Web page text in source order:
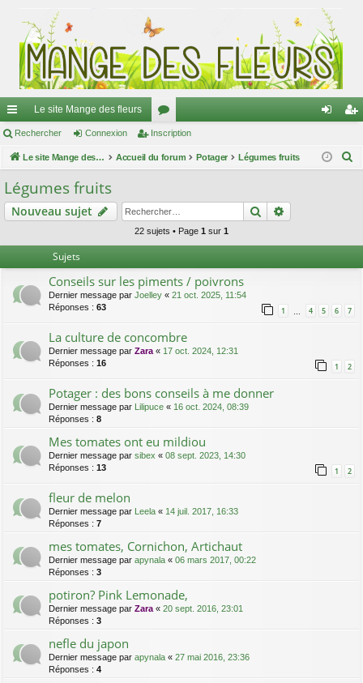
ac
co
ur
ci
Le site Mange des fleurs
or
u
s
ne cri
Rechercher Connexion Inscription
Le site Mange des fleurs Accueil du forum Potager Légumes fruits
r
Légumes fruits
Nouveau sujet Rechercher
22 sujets • Page 1 sur 1
Sujets
Conseils sur les piments / poivrons
Dernier message par Joelley « 21 oct. 2025, 11:54
Réponses : 63 1 … 4 5 6 7
La culture de concombre
Dernier message par Zara « 17 oct. 2024, 12:31
Réponses : 16 1 2
Potager : des bons conseils à me donner
Dernier message par Lilipuce « 16 oct. 2024, 08:39
Réponses : 8
Mes tomates ont eu mildiou
Dernier message par sibex « 08 sept. 2023, 14:30
Réponses : 13 1 2
fleur de melon
Dernier message par Leela « 14 juil. 2017, 16:33
Réponses : 7
mes tomates, Cornichon, Artichaut
Dernier message par apynala « 06 mars 2017, 00:22
Réponses : 3
potiron? Pink Lemonade,
Dernier message par Zara « 20 sept. 2016, 23:01
Réponses : 3
nefle du japon
Dernier message par apynala « 27 mai 2016, 23:36
Réponses : 4